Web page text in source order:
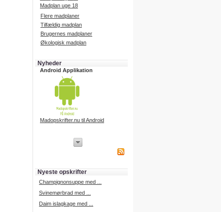
Madplan uge 18
Flere madplaner
Tilfældig madplan
Brugernes madplaner
Økologisk madplan
Nyheder
Android Applikation
Madopskrifter.nu til Android
iPhone udvikling
Nyeste opskrifter
Champignonsuppe med ...
Svinemørbrad med ...
Daim islagkage med ...